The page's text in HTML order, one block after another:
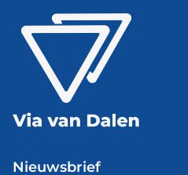
Nieuwsbrief